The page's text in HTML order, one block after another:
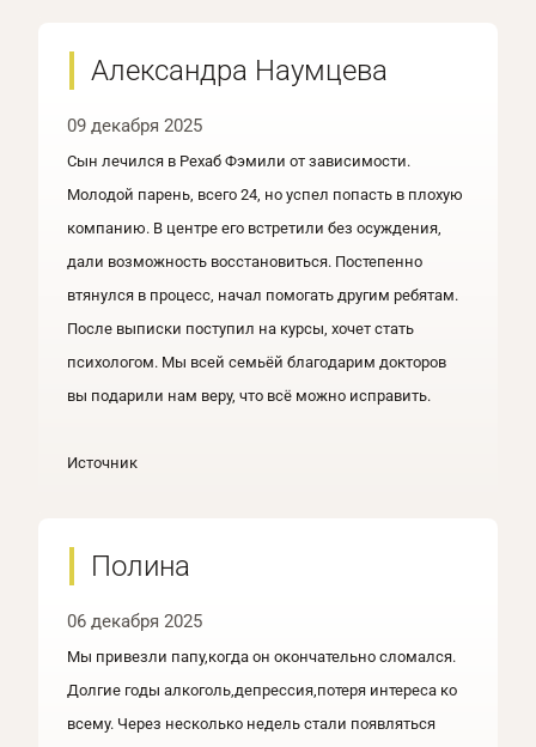
Александра Наумцева
09 декабря 2025
Сын лечился в Рехаб Фэмили от зависимости.
Молодой парень, всего 24, но успел попасть в плохую
компанию. В центре его встретили без осуждения,
дали возможность восстановиться. Постепенно
втянулся в процесс, начал помогать другим ребятам.
После выписки поступил на курсы, хочет стать
психологом. Мы всей семьёй благодарим докторов
вы подарили нам веру, что всё можно исправить.
Источник
Полина
06 декабря 2025
Мы привезли папу,когда он окончательно сломался.
Долгие годы алкоголь,депрессия,потеря интереса ко
всему. Через несколько недель стали появляться